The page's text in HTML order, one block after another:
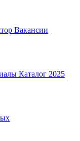
Вакансии
Каталог 2025